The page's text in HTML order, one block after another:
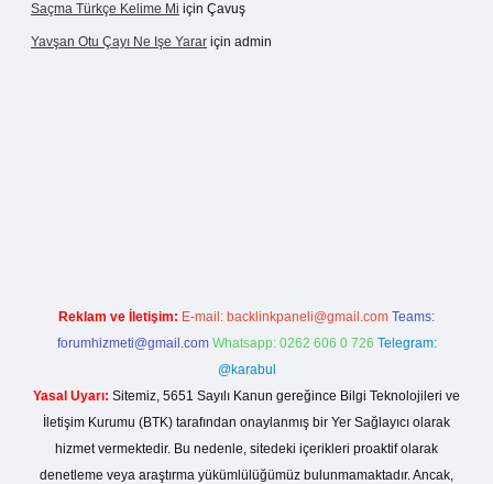
Saçma Türkçe Kelime Mi için Çavuş
Yavşan Otu Çayı Ne Işe Yarar için admin
Reklam ve İletişim: E-mail: backlinkpaneli@gmail.com Teams:
forumhizmeti@gmail.com Whatsapp: 0262 606 0 726 Telegram:
@karabul
Yasal Uyarı: Sitemiz, 5651 Sayılı Kanun gereğince Bilgi Teknolojileri ve
İletişim Kurumu (BTK) tarafından onaylanmış bir Yer Sağlayıcı olarak
hizmet vermektedir. Bu nedenle, sitedeki içerikleri proaktif olarak
denetleme veya araştırma yükümlülüğümüz bulunmamaktadır. Ancak,